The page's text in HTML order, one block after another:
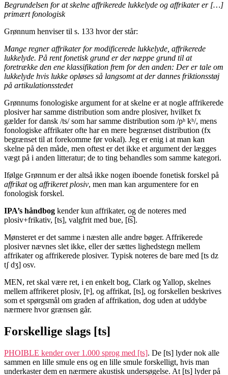
Begrundelsen for at skelne affrikerede lukkelyde og affrikater er […]
primært fonologisk
Grønnum henviser til s. 133 hvor der står:
Mange regner affrikater for modificerede lukkelyde, affrikerede
lukkelyde. På rent fonetisk grund er der næppe grund til at
foretrække den ene klassifikation frem for den anden: Der er tale om
lukkelyde hvis lukke opløses så langsomt at der dannes friktionsstøj
på artikulationsstedet
Grønnums fonologiske argument for at skelne er at nogle affrikerede
plosiver har samme distribution som andre plosiver, hvilket fx
gælder for dansk /ts/ som har samme distribution som /pʰ kʰ/, mens
fonologiske affrikater ofte har en mere begrænset distribution (fx
begrænset til at forekomme før vokal). Jeg er enig i at man kan
skelne på den måde, men oftest er det ikke et argument der lægges
vægt på i anden litteratur; de to ting behandles som samme kategori.
Ifølge Grønnum er der altså ikke nogen iboende fonetisk forskel på
affrikatog affrikeret plosiv, men man kan argumentere for en
fonologisk forskel.
IPA’s håndbog kender kun affrikater, og de noteres med
plosiv+frikativ, [ts], valgfrit med bue, [t͡s].
Mønsteret er det samme i næsten alle andre bøger. Affrikerede
plosiver nævnes slet ikke, eller der sættes lighedstegn mellem
affrikater og affrikerede plosiver. Typisk noteres de bare med [ts dz
tʃ dʒ] osv.
MEN, ret skal være ret, i en enkelt bog, Clark og Yallop, skelnes
mellem affrikeret plosiv, [tˢ], og affrikat, [ts], og forskellen beskrives
som et spørgsmål om graden af affrikation, dog uden at uddybe
nærmere hvor grænsen går.
Forskellige slags [ts]
PHOIBLE kender over 1.000 sprog med [ts]. De [ts] lyder nok alle
sammen en lille smule ens og en lille smule forskelligt, hvis man
underkaster dem en nærmere akustisk undersøgelse. At [ts] lyder på